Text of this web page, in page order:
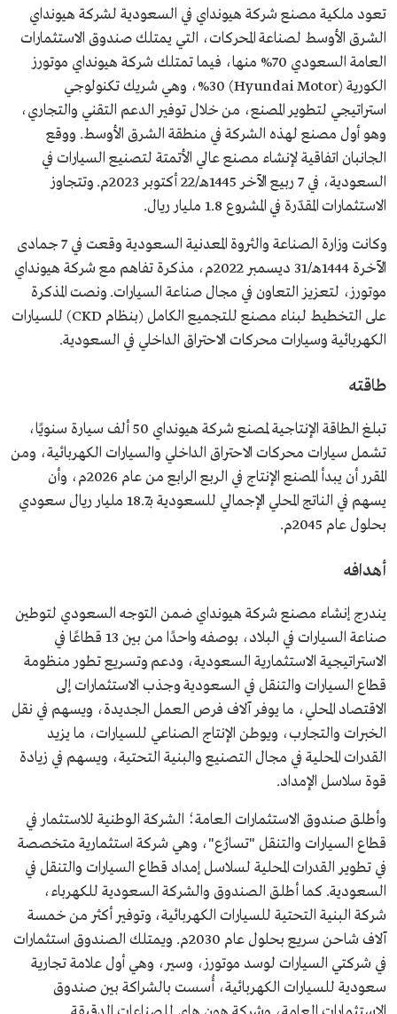
تعود ملكية مصنع شركة هيونداي في السعودية لشركة هيونداي
الشرق الأوسط لصناعة المحركات، التي يمتلك صندوق الاستثمارات
العامة السعودي 70% منها، فيما تمتلك شركة هيونداي موتورز
الكورية (Hyundai Motor) %30، وهي شريك تكنولوجي
استراتيجي لتطوير المصنع، من خلال توفير الدعم التقني والتجاري،
وهو أول مصنع لهذه الشركة في منطقة الشرق الأوسط. ووقع
الجانبان اتفاقية لإنشاء مصنع عالي الأتمتة لتصنيع السيارات في
السعودية، في 7 ربيع الآخر 1445هـ/22 أكتوبر 2023م. وتتجاوز
الاستثمارات المقدّرة في المشروع 1.8 مليار ريال.
وكانت وزارة الصناعة والثروة المعدنية السعودية وقعت في 7 جمادى
الآخرة 1444هـ/31 ديسمبر 2022م، مذكرة تفاهم مع شركة هيونداي
موتورز، لتعزيز التعاون في مجال صناعة السيارات. ونصت المذكرة
على التخطيط لبناء مصنع للتجميع الكامل (بنظام CKD) للسيارات
الكهربائية وسيارات محركات الاحتراق الداخلي في السعودية.
طاقته
تبلغ الطاقة الإنتاجية لمصنع شركة هيونداي 50 ألف سيارة سنويًا،
تشمل سيارات محركات الاحتراق الداخلي والسيارات الكهربائية، ومن
المقرر أن يبدأ المصنع الإنتاج في الربع الرابع من عام 2026م، وأن
يسهم في الناتج المحلي الإجمالي للسعودية بـ18.7 مليار ريال سعودي
بحلول عام 2045م.
أهدافه
يندرج إنشاء مصنع شركة هيونداي ضمن التوجه السعودي لتوطين
صناعة السيارات في البلاد، بوصفه واحدًا من بين 13 قطاعًا في
الاستراتيجية الاستثمارية السعودية، ودعم وتسريع تطور منظومة
قطاع السيارات والتنقل في السعودية وجذب الاستثمارات إلى
الاقتصاد المحلي، ما يوفر آلاف فرص العمل الجديدة، ويسهم في نقل
الخبرات والتجارب، ويوطن الإنتاج الصناعي للسيارات، ما يزيد
القدرات المحلية في مجال التصنيع والبنية التحتية، ويسهم في زيادة
قوة سلاسل الإمداد.
وأطلق صندوق الاستثمارات العامة؛ الشركة الوطنية للاستثمار في
قطاع السيارات والتنقل "تسارُع"، وهي شركة استثمارية متخصصة
في تطوير القدرات المحلية لسلاسل إمداد قطاع السيارات والتنقل في
السعودية. كما أطلق الصندوق والشركة السعودية للكهرباء،
شركة البنية التحتية للسيارات الكهربائية، وتوفير أكثر من خمسة
آلاف شاحن سريع بحلول عام 2030م. ويمتلك الصندوق استثمارات
في شركتي السيارات لوسد موتورز، وسير، وهي أول علامة تجارية
سعودية للسيارات الكهربائية، أُسست بالشراكة بين صندوق